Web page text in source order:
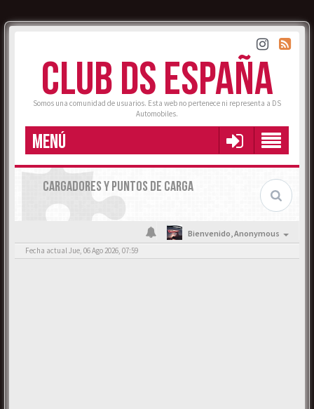
CLUB DS ESPAÑA
Somos una comunidad de usuarios. Esta web no pertenece ni representa a DS
Automobiles.
MENÚ
CARGADORES Y PUNTOS DE CARGA
Bienvenido,Anonymous
Fecha actual Jue, 06 Ago 2026, 07:59